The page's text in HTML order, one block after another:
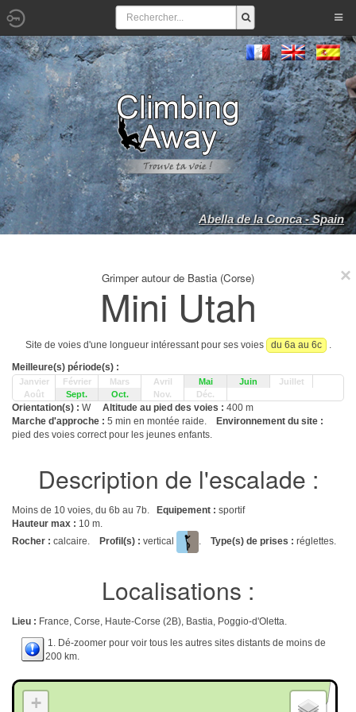
Abella de la Conca - Spain
Grimper autour de Bastia (Corse)
Mini Utah
Site de voies d'une longueur intéressant pour ses voies du 6a au 6c
.
Meilleure(s) période(s) :
Janvier Février Mars Avril Mai Juin
Juillet
Août
Sept. Oct. Nov. Déc.
Orientation(s) : W Altitude au pied des voies : 400 m
Marche d'approche : 5 min en montée raide.
Environnement du site :
pied des voies correct pour les jeunes enfants.
Description de l'escalade :
Moins de 10 voies, du 6b au 7b. Equipement : sportif
Hauteur max : 10 m.
Rocher : calcaire. Profil(s) : vertical . Type(s) de prises : réglettes.
Localisations :
Lieu : France, Corse, Haute-Corse (2B), Bastia, Poggio-d'Oletta.
1. Dé-zoomer pour voir tous les autres sites distants de moins de
200 km.
+